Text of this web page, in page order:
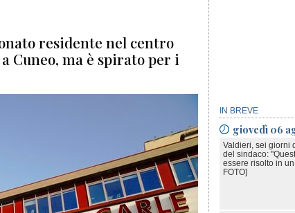
residente nel centro
Cuneo, ma è spirato per i
IN BREVE
giovedì 06
Valdieri, sei giorni
del sindaco:
essere risolto in
FOTO]